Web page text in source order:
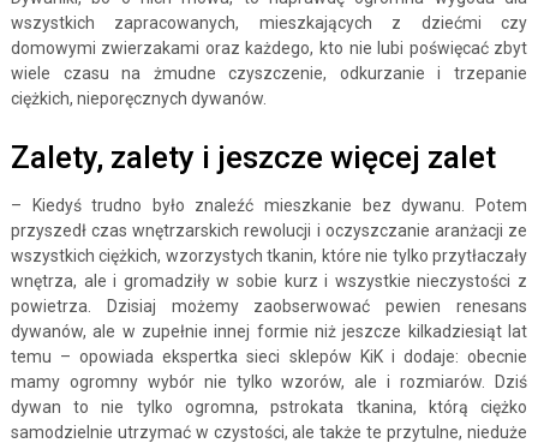
wszystkich zapracowanych, mieszkających z dziećmi czy
domowymi zwierzakami oraz każdego, kto nie lubi poświęcać zbyt
wiele czasu na żmudne czyszczenie, odkurzanie i trzepanie
ciężkich, nieporęcznych dywanów.
Zalety, zalety i jeszcze więcej zalet
– Kiedyś trudno było znaleźć mieszkanie bez dywanu. Potem
przyszedł czas wnętrzarskich rewolucji i oczyszczanie aranżacji ze
wszystkich ciężkich, wzorzystych tkanin, które nie tylko przytłaczały
wnętrza, ale i gromadziły w sobie kurz i wszystkie nieczystości z
powietrza. Dzisiaj możemy zaobserwować pewien renesans
dywanów, ale w zupełnie innej formie niż jeszcze kilkadziesiąt lat
temu – opowiada ekspertka sieci sklepów KiK i dodaje: obecnie
mamy ogromny wybór nie tylko wzorów, ale i rozmiarów. Dziś
dywan to nie tylko ogromna, pstrokata tkanina, którą ciężko
samodzielnie utrzymać w czystości, ale także te przytulne, nieduże